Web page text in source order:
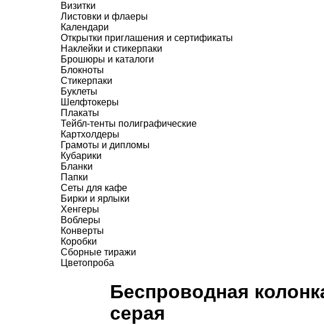
Визитки
Листовки и флаеры
Календари
Открытки приглашения и сертификаты
Наклейки и стикерпаки
Брошюры и каталоги
Блокноты
Стикерпаки
Буклеты
Шелфтокеры
Плакаты
Тейбл-тенты полиграфические
Картхолдеры
Грамоты и дипломы
Кубарики
Бланки
Папки
Сеты для кафе
Бирки и ярлыки
Хенгеры
Воблеры
Конверты
Коробки
Сборные тиражи
Цветопроба
Беспроводная
серая